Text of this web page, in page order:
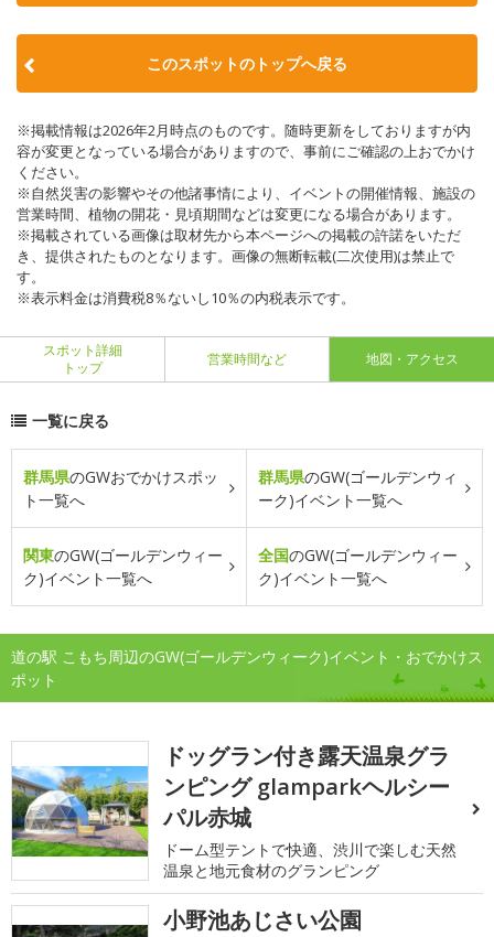
このスポットのトップへ戻る
※掲載情報は2026年2月時点のものです。随時更新をしておりますが内
容が変更となっている場合がありますので、事前にご確認の上おでかけ
ください。
※自然災害の影響やその他諸事情により、イベントの開催情報、施設の
営業時間、植物の開花・見頃期間などは変更になる場合があります。
※掲載されている画像は取材先から本ページへの掲載の許諾をいただ
き、提供されたものとなります。画像の無断転載(二次使用)は禁止で
す。
※表示料金は消費税8％ないし10％の内税表示です。
スポット詳細
トップ
営業時間など 地図・アクセス
一覧に戻る
群馬県のGWおでかけスポッ
ト一覧へ
群馬県のGW(ゴールデンウィ
ーク)イベント一覧へ
関東のGW(ゴールデンウィー
ク)イベント一覧へ
全国のGW(ゴールデンウィー
ク)イベント一覧へ
道の駅 こもち周辺のGW(ゴールデンウィーク)イベント・おでかけス
ポット
ドッグラン付き露天温泉グラ
ンピング glamparkヘルシー
パル赤城
ドーム型テントで快適、渋川で楽しむ天然
温泉と地元食材のグランピング
小野池あじさい公園